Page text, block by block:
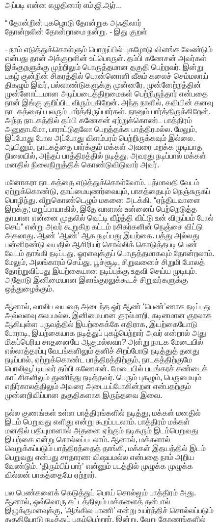
அப்படி என்ன எழுதினார் எம்.ஜி.ஆர்...
“ தோன்றின் புகழொடு தோன்றுக அஃதிலார்
தோன்றலின் தோன்றாமை நன்று. - இது குறள்
- நாம் எடுத்துக்கொள்ளும் பொறுப்பில் புகழோடு விளங்க வேண்டும்
என்பது தான் அக்குறளின் உட்பொருள். தம்பி கணேசன் அவர்கள்
இக்குறளுக்கு முற்றிலும் பொருத்தமான தகுதி பெற்றவர். இன்று
புகழ் குன்றின் சிகரத்தில் பொன்னொளி வீசும் கலைச் செம்மலாய்
திகழும் இவர், பல்லாண்டுகளுக்கு முன்னரே, முன்னேற்றத்தின்
முன்னோட்டமான அடிப்படைத்திறமைகள் பெற்றிருந்தார் என்பதை
நான் இங்கு குறிப்பிட விரும்புகிறேன். அந்த நாளில், கவியின் கனவு
நாடகத்தைப் பலரும் பார்த்திருப்பார்கள். நானும் பார்த்திருக்கிறேன்.
அந்த நாடகத்தில் தம்பி கணேசன் ஏற்றுக்கொண்ட பாத்திரம்
அனுதாபமோ, பாராட்டுதலோ பெறத்தக்க பாத்திரமல்ல. மேலும்,
இப்போது போல அப்போது விளம்பரம் பெற்றிருக்கவும் இல்லை.
ஆயினும், நாடகத்தை பார்க்கும் மக்கள் அவரை மறக்க முடியாத
நிலையில், அந்தப் பாத்திரத்தில் நடித்து, அவரது நடிப்பால் மக்கள்
மனதில் நிலைநிறுத்திக் கொண்டுவிடுவார் அவர்.
மனோகரா நாடகத்தை எடுத்துக்கொள்வோம். பத்மாவதி வேடம்
ஏற்றுக்கொண்டு, தாய்மையுணர்வையும், பாசத்தையும் நெஞ்சுருகப்
பொழிந்து. வீறுகொண்டெழும் மகனை அடக்கி. “ஏந்தியவாளை
இறக்கு; மறுப்பாயாகில், இதே வாளால் உன்னைப் பெற்றெடுத்த
தாயான என்னை முதலில் வெட்டி வீழ்த்தி விட்டு உன் விருப்பம் போல்
செய்” என்று அவர் கூறுகிற கட்டம் ரசிகர்களின் நெஞ்சை விட்டு
அகலாது. ஆண் ‘ஆண்’ ஆக நடிப்பது இயற்கை. பத்து அல்லது
பன்னிரண்டு வயதில் ஆசிரியர் சொல்லிக் கொடுத்தபடி பெண்
வேடம் தாங்கி நடிப்பது, ஓரளவுக்குப் பொருத்தமாகவும் தோன்றலாம்.
மேலும், அலங்காரம் செய்து, பூச்சூடி, சிறுவனைச் சிறுமி போலத்
தோற்றுவிப்பது இயற்கையான நடிப்புக்கு உதவி செய்ய முடியும்.
அதோடு இனிமையான இளங்குரலுக்கூடச் சிறுவர்களுக்கு
ஒத்துழைக்கும்.
ஆனால், வாலிப வயதை அடைந்த ஓர் ஆண் ‘பெண்’ணாக நடிப்பது
அவ்வளவு சுலபமல்ல. இனிமையான குரல்மாறி, கடினமான குரலாக
ஆகியுள்ள பருவத்தில் இயற்கைக்கே எதிராக, இயற்கையோடு
போராடி, இயற்கையாக நடித்துப் புகழ்பெற்றார் அவர் என்றால் அது
மிகப்பெரிய சாதனையே ஆகுமல்லவா? அன்று நாடக மேடையில்
எல்லாத்தரப்பு வேடங்களிலும் தனிச் சிறப்போடு நடித்துத் தனது
நடிப்பால், ஏற்றுக்கொண்ட பாத்திரத்திற்கும், நாடகத்திற்குமே
பொலிவூட்டியவர் தம்பி கணேசன். மேடையில் பயங்கரச் சண்டைக்
காட்சிகளிலும் துணிந்து நடித்தவர். பெரும் புகழும், பெருமையும்
எதிர்காலத்திலும் அவரை அடையப்போகின்றன என்பதற்கும்
முன்னறிவிப்பான தகுதிகளாக இருந்தவை இவை.
நல்ல குணங்கள் உள்ள பாத்திரங்களில் நடித்து, மக்கள் மனதில்
இடம் பெறுவது எளிது என்று கூறப்படலாம். பாத்திரம் மக்கள்
மனதில் பதியுமானால் அதனை ஏற்கும் நடிகரும் இடம்பெறுவது
இயற்கை என்று சொல்லப்படலாம். ஆனால், மக்களால்
வெறுக்கப்படும் பாத்திரத்தைத் தாங்கி, மக்கள் இதயத்தில் இடம்
பெறுவது என்பது சாதாரண விஷயமல்ல என்பதை நாம் அறிய
வேண்டும். ‘திரும்பிப் பார்’ என்னும் படத்தில் முழுக்க முழுக்க
வில்லன் பாகத்தையே ஏற்றார்.
பல பெண்களைக் கெடுத்துப் பொய் சொல்லும் பாத்திரம் அது.
ஆனால், ஒவ்வொரு கட்டத்திலும் மக்களைத் தன்பால்
இழுக்குமளவுக்கு, ‘ஆங்கில பாணி’ என்று உயர்த்திச் சொல்லப்படும்
தகுதியோடு நடித்துப் புகழ்பெற்றார். இன்று, வேறு கோணங்களில்